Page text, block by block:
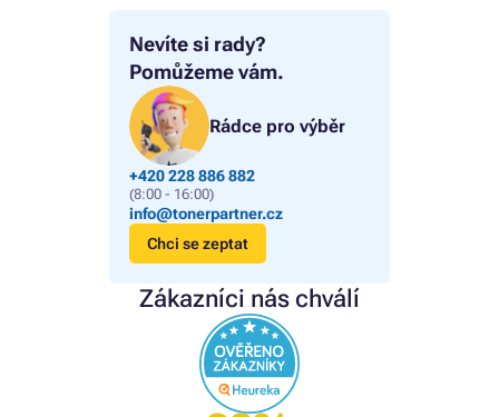
Nevíte si rady?
Pomůžeme vám.
Rádce pro výběr
+420 228 886 882
(8:00 - 16:00)
info@tonerpartner.cz
Chci se zeptat
Zákazníci nás chválí